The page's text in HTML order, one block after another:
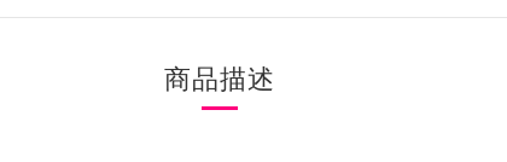
商品描述